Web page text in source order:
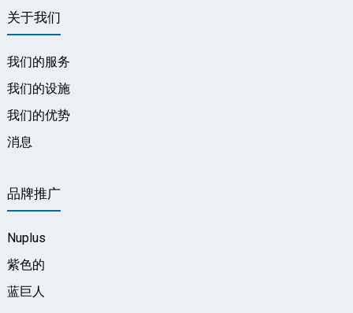
关于我们
我们的服务
我们的设施
我们的优势
消息
品牌推广
Nuplus
紫色的
蓝巨人